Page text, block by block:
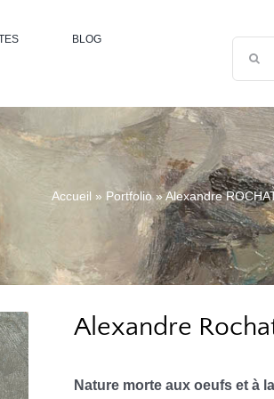
BLOG
Accueil » Portfolio»Alexandre
Alexandre
Nature morte aux oeufs et à